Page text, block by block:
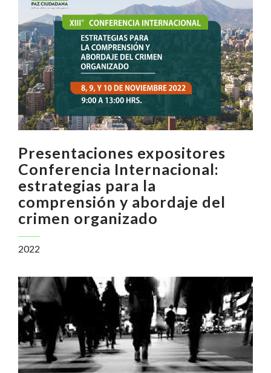
Presentaciones expositores
Conferencia Internacional:
estrategias para la
comprensión y abordaje del
crimen organizado
2022